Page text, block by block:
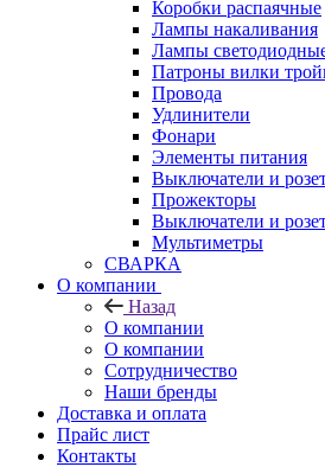
Коробки распаячные
Лампы накаливания
Лампы
Патроны вилки
Провода
Удлинители
Фонари
Элементы питания
Выключатели и
Прожекторы
Выключатели и
Мультиметры
СВАРКА
О компании
Назад
О компании
О компании
Сотрудничество
Наши бренды
Доставка и оплата
Прайс лист
Контакты